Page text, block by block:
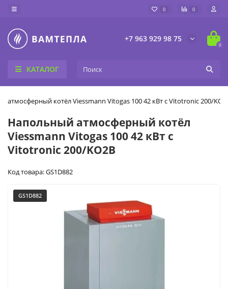
0 0
+7 963 929 98 75
0
КАТАЛОГ
атмосферный котёл Viessmann Vitogas 100 42 кВт с Vitotronic 200/
Напольный атмосферный котёл
Viessmann Vitogas 100 42 кВт с
Vitotronic 200/KO2B
Код товара: GS1D882
GS1D882